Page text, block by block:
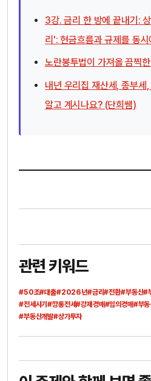
3강. 금리 한 방에 끝내기:
리': 현금흐름과 규제를 동
노란봉투법이 가져올 끔찍
내년 우리집 재산세, 종부세
알고 계시나요? (단희쌤)
관련 키워드
#50조#대출#2026년#금리#전환#부동산#
#전세사기#깡통전세 #강제경매#임의경매#부동
#부동산개발#상가투자